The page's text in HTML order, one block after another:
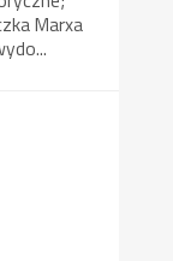
Marxa